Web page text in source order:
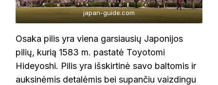
japan-guide.com
Osaka pilis yra viena garsiausių Japonijos
pilių, kurią 1583 m. pastatė Toyotomi
Hideyoshi. Pilis yra išskirtinė savo baltomis ir
auksinėmis detalėmis bei supančiu vaizdingu